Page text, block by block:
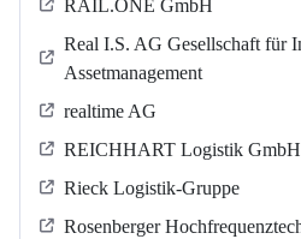
RAIL.ONE GmbH
Real I.S. AG Gesellschaft für
Assetmanagement
realtime AG
REICHHART Logistik GmbH
Rieck Logistik-Gruppe
Rosenberger